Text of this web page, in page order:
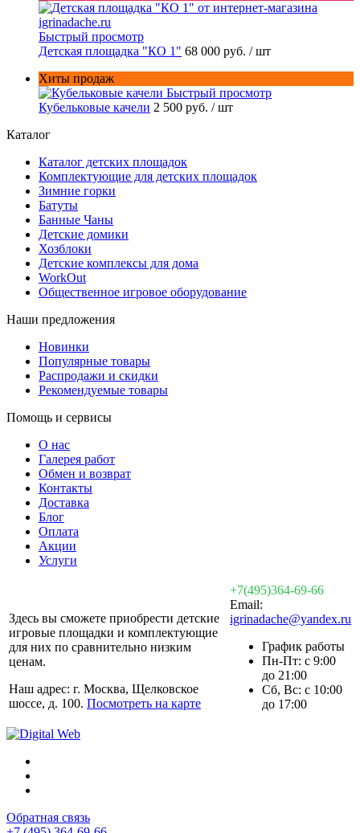
Быстрый просмотр
Детская площадка "КО 1" 68 000 руб. / шт
Хиты продаж
Быстрый просмотр
Кубельковые качели 2 500 руб. / шт
Каталог
Каталог детских площадок
Комплектующие для детских площадок
Зимние горки
Батуты
Банные Чаны
Детские домики
Хозблоки
Детские комплексы для дома
WorkOut
Общественное игровое оборудование
Наши предложения
Новинки
Популярные товары
Распродажи и скидки
Рекомендуемые товары
Помощь и сервисы
О нас
Галерея работ
Обмен и возврат
Контакты
Доставка
Блог
Оплата
Акции
Услуги
Здесь вы сможете приобрести детские
игровые площадки и комплектующие
для них по сравнительно низким
ценам.
Наш адрес: г. Москва, Щелковское
шоссе, д. 100. Посмотреть на карте
+7(495)364-69-66
Email:
igrinadache@yandex.ru
График работы
Пн-Пт: с 9:00
до 21:00
Сб, Вс: с 10:00
до 17:00
Обратная связь